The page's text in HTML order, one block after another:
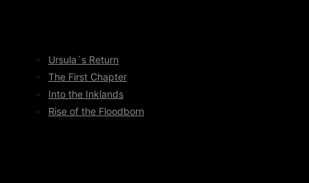
Ursula´s Return
The First Chapter
Into the Inklands
Rise of the Floodborn